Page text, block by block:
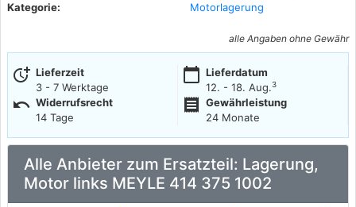
Kategorie:
Motorlagerung
alle Angaben ohne Gewähr
more_time Lieferzeit
3 - 7 Werktage
calendar_today Lieferdatum
12. - 18. Aug.3
undo Widerrufsrecht
14 Tage
receipt
Gewährleistung
24 Monate
Alle Anbieter zum Ersatzteil: Lagerung,
Motor links MEYLE 414 375 1002